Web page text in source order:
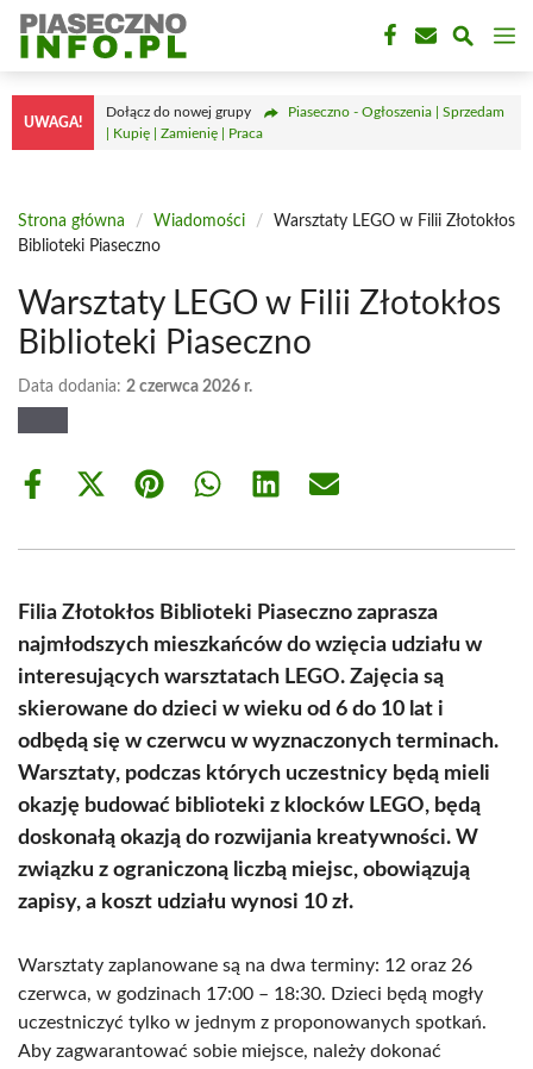
Przejdź
treści
UWAGA!
Dołącz do nowej grupy
Piaseczno - Ogłoszenia | Sprzedam
| Kupię | Zamienię | Praca
Strona główna / Wiadomości /
Warsztaty LEGO w Filii Złotokłos
Biblioteki Piaseczno
Warsztaty LEGO w Filii Złotokłos
Biblioteki Piaseczno
Data dodania: 2 czerwca 2026 r.
Share
Share
(Twitter)
Share Share Share Share
Filia Złotokłos Biblioteki Piaseczno zaprasza
najmłodszych mieszkańców do wzięcia udziału w
interesujących warsztatach LEGO. Zajęcia są
skierowane do dzieci w wieku od 6 do 10 lat i
odbędą się w czerwcu w wyznaczonych terminach.
Warsztaty, podczas których uczestnicy będą mieli
okazję budować biblioteki z klocków LEGO, będą
doskonałą okazją do rozwijania kreatywności. W
związku z ograniczoną liczbą miejsc, obowiązują
zapisy, a koszt udziału wynosi 10 zł.
Warsztaty zaplanowane są na dwa terminy: 12 oraz 26
czerwca, w godzinach 17:00 – 18:30. Dzieci będą mogły
uczestniczyć tylko w jednym z proponowanych spotkań.
Aby zagwarantować sobie miejsce, należy dokonać